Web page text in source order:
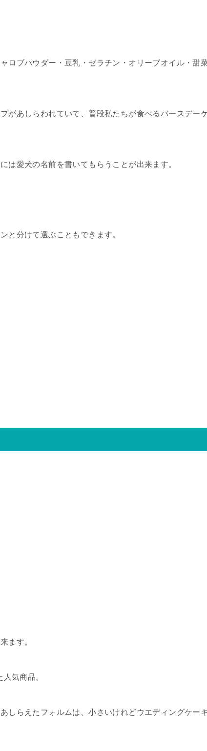
ロブパウダー・豆乳・ゼラチン・オリーブオイル・甜
があしらわれていて、普段私たちが食べるバースデー
は愛犬の名前を書いてもらうことが出来ます。
と分けて選ぶこともできます。
ます。
気商品。
しらえたフォルムは、小さいけれどウエディングケー